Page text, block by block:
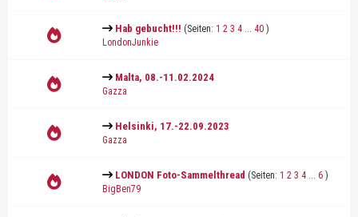
Hab gebucht!!! (Seiten: 1 2 3 4 ... 40 )
LondonJunkie
Malta, 08.-11.02.2024
Gazza
Helsinki, 17.-22.09.2023
Gazza
LONDON Foto-Sammelthread (Seiten: 1 2 3 4 ... 6 )
BigBen79